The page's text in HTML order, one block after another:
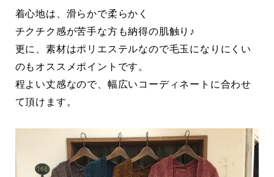
着心地は、滑らかで柔らかく
チクチク感が苦手な方も納得の肌触り♪
更に、素材はポリエステルなので毛玉になりにくい
のもオススメポイントです。
程よい丈感なので、幅広いコーディネートに合わせ
て頂けます。